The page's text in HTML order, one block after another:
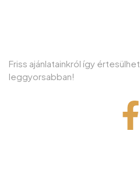
Friss ajánlatainkról így értesülhet
leggyorsabban!